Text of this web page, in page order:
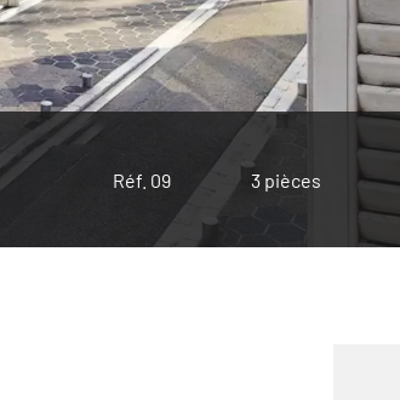
Réf. 09 3 pièces